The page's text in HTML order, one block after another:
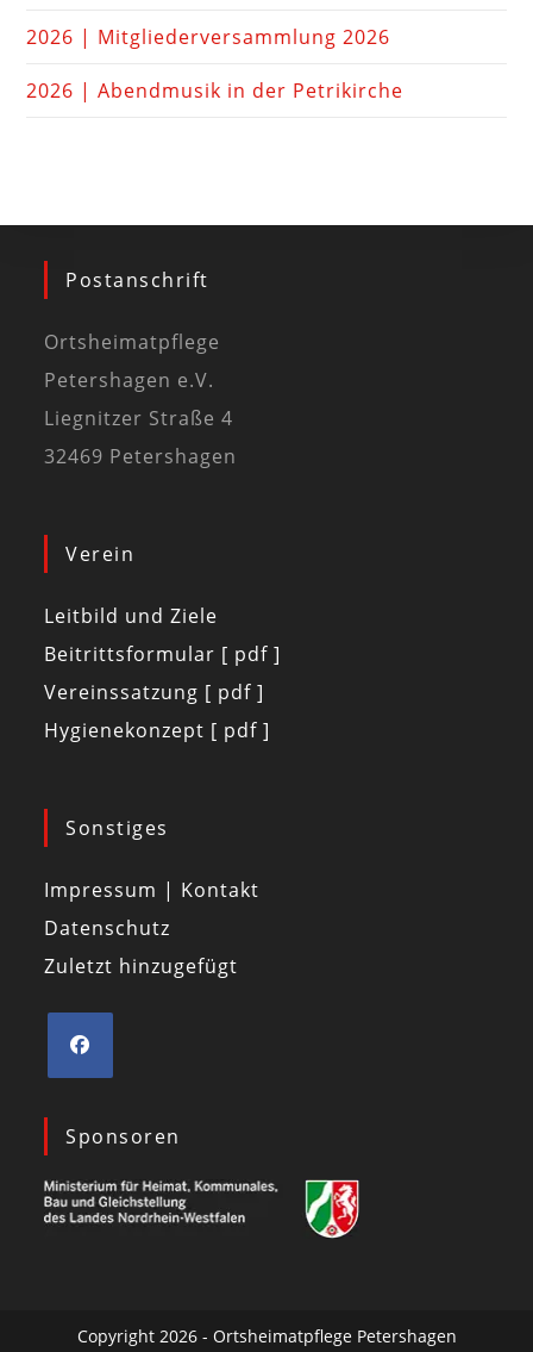
2026 | Mitgliederversammlung 2026
2026 | Abendmusik in der Petrikirche
Postanschrift
Ortsheimatpflege
Petershagen e.V.
Liegnitzer Straße 4
32469 Petershagen
Verein
Leitbild und Ziele
Beitrittsformular [ pdf ]
Vereinssatzung [ pdf ]
Hygienekonzept [ pdf ]
Sonstiges
Impressum | Kontakt
Datenschutz
Zuletzt hinzugefügt
Sponsoren
Copyright 2026 - Ortsheimatpflege Petershagen